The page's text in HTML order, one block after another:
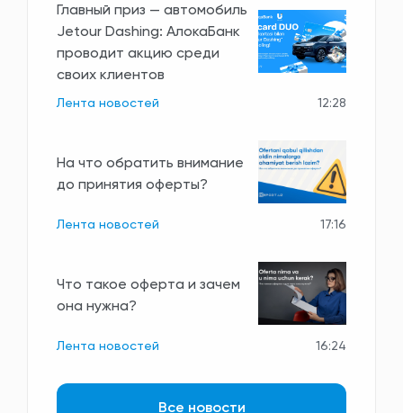
Главный приз — автомобиль
Jetour Dashing: АлокаБанк
проводит акцию среди
своих клиентов
Лента новостей 12:28
На что обратить внимание
до принятия оферты?
Лента новостей 17:16
Что такое оферта и зачем
она нужна?
Лента новостей 16:24
Все новости